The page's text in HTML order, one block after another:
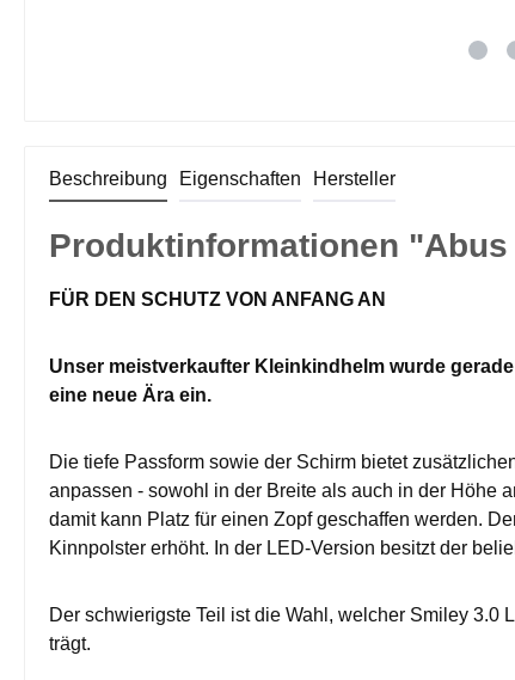
Beschreibung Eigenschaften Hersteller
Produktinformationen "Abus
FÜR DEN SCHUTZ VON ANFANG AN
Unser meistverkaufter Kleinkindhelm wurde
eine neue Ära ein.
Die tiefe Passform sowie der Schirm bietet
anpassen - sowohl in der Breite als auch in der Höhe
damit kann Platz für einen Zopf geschaffen werden.
Kinnpolster erhöht. In der LED-Version besitzt der
Der schwierigste Teil ist die Wahl, welcher Smiley
trägt.